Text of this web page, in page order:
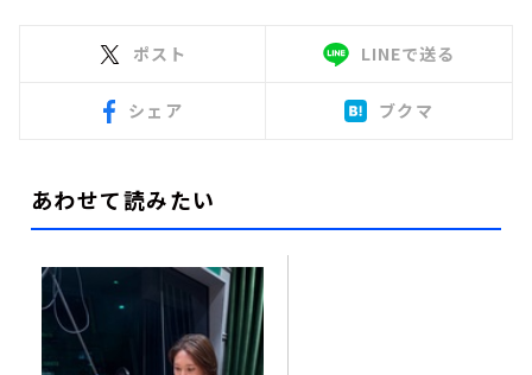
ポスト LINEで送る
シェア ブクマ
あわせて読みたい